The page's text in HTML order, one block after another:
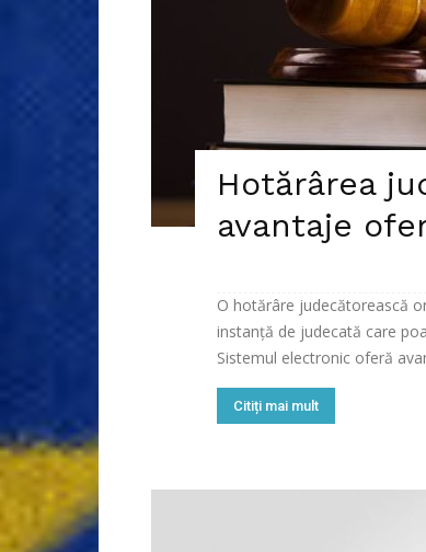
Hotărârea
avantaje
O hotărâre judecătorească
instanță de judecată care
Sistemul electronic oferă
Citiți mai mult